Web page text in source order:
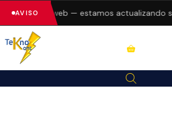
AVISO
en la web — estamos actualizando